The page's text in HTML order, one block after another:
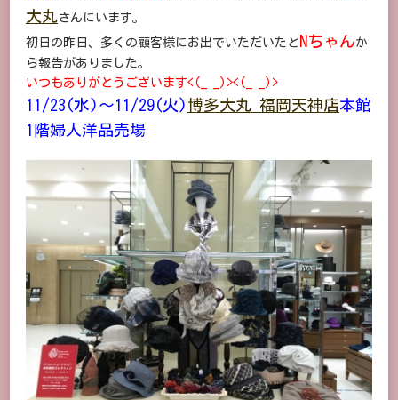
大丸さんにいます。
初日の昨日、多くの顧客様にお出でいただいたと Nちゃんか
ら報告がありました。
いつもありがとうございます<(_ _)><(_ _)>
11/23(水)～11/29(火)博多大丸 福岡天神店本館
1階婦人洋品売場